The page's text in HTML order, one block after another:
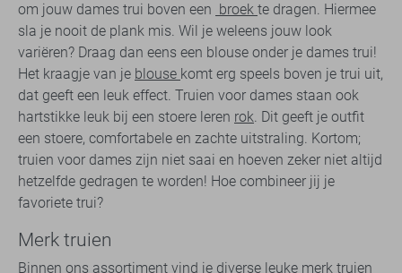
om jouw dames trui boven een broek te dragen. Hiermee
sla je nooit de plank mis. Wil je weleens jouw look
variëren? Draag dan eens een blouse onder je dames trui!
Het kraagje van je blouse komt erg speels boven je trui uit,
dat geeft een leuk effect. Truien voor dames staan ook
hartstikke leuk bij een stoere leren rok. Dit geeft je outfit
een stoere, comfortabele en zachte uitstraling. Kortom;
truien voor dames zijn niet saai en hoeven zeker niet altijd
hetzelfde gedragen te worden! Hoe combineer jij je
favoriete trui?
Merk truien
Binnen ons assortiment vind je diverse leuke merk truien